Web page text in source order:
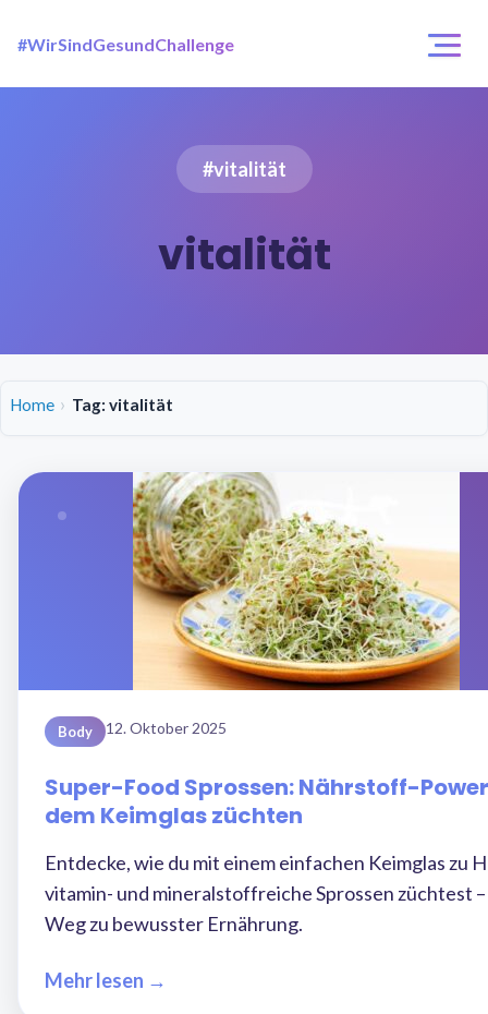
#WirSindGesundChallenge
Login / Registrierung
#vitalität
vitalität
Home Tag: vitalität
Body 12. Oktober 2025
Super-Food Sprossen: Nährstoff-
dem Keimglas züchten
Entdecke, wie du mit einem einfachen Keimglas zu
vitamin- und mineralstoffreiche Sprossen züchtest
Weg zu bewusster Ernährung.
Mehr lesen →